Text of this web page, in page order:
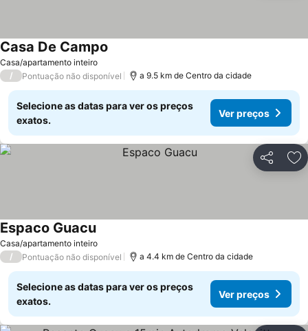
Casa/apartamento inteiro
Casa De Campo
/ Pontuação não disponível a 9.5 km de Centro da cidade
Selecione as datas para ver os preços
exatos.
Ver preços
Partilhar
Casa/apartamento inteiro
Espaco Guacu
/ Pontuação não disponível a 4.4 km de Centro da cidade
Selecione as datas para ver os preços
exatos.
Ver preços